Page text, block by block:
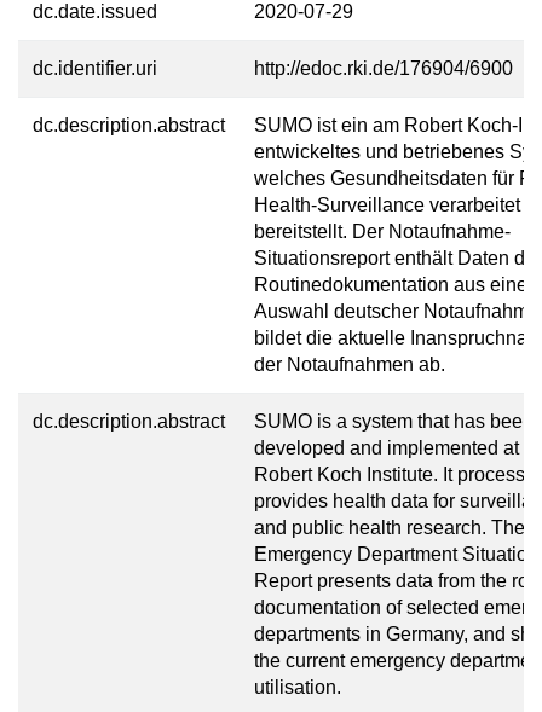
dc.date.issued 2020-07-29
dc.identifier.uri http://edoc.rki.de/176904/6900
dc.description.abstract
SUMO ist ein am Robert Koch-
entwickeltes und betriebenes
welches Gesundheitsdaten für
Health-Surveillance verarbeitet
bereitstellt. Der Notaufnahme-
Situationsreport enthält Daten der
Routinedokumentation aus einer
Auswahl deutscher
bildet die aktuelle
der Notaufnahmen ab.
dc.description.abstract
SUMO is a system that has been
developed and implemented at
Robert Koch Institute. It
provides health data for
and public health research. The
Emergency Department Situation
Report presents data from the
documentation of selected
departments in Germany, and
the current emergency
utilisation.